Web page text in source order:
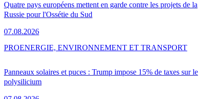
Quatre pays européens mettent en garde contre les projets de la
Russie pour l'Ossétie du Sud
07.08.2026
Panneaux solaires et puces : Trump impose 15% de taxes sur le
polysilicium
PROENERGIE, ENVIRONNEMENT ET TRANSPORT